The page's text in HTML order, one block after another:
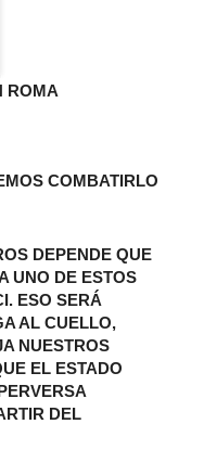
ROMA
COMBATIRLO
DEPENDE QUE
UNO DE ESTOS
ESO SERÁ
AL CUELLO,
NUESTROS
EL ESTADO
DEL